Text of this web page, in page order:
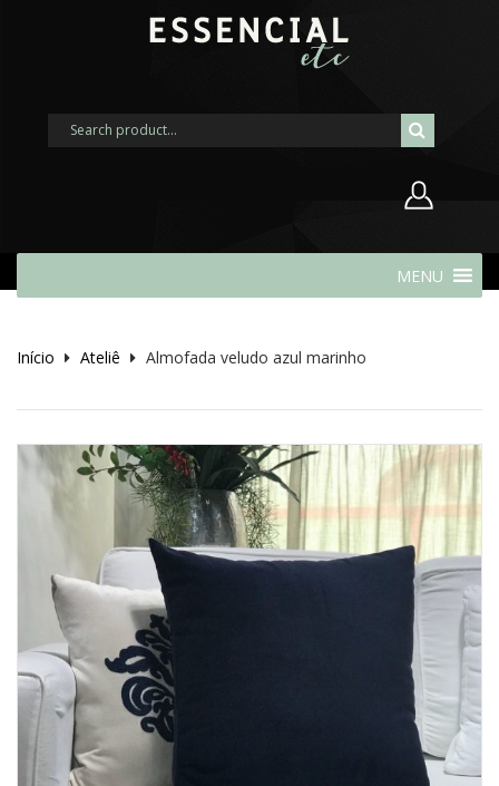
Lembrar-me
MENU
Início Ateliê Almofada veludo azul marinho